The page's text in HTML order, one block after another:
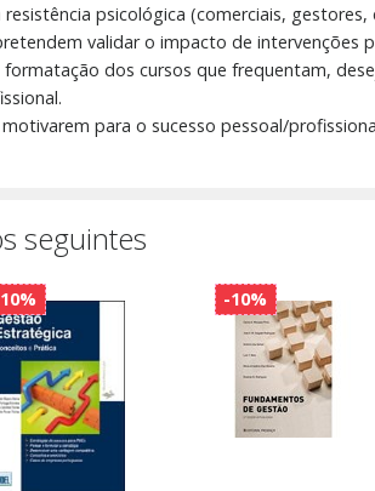
psicológica (comerciais,
validar o impacto de intervenções
dos cursos que frequentam,
para o sucesso pessoal/
seguintes
-10%